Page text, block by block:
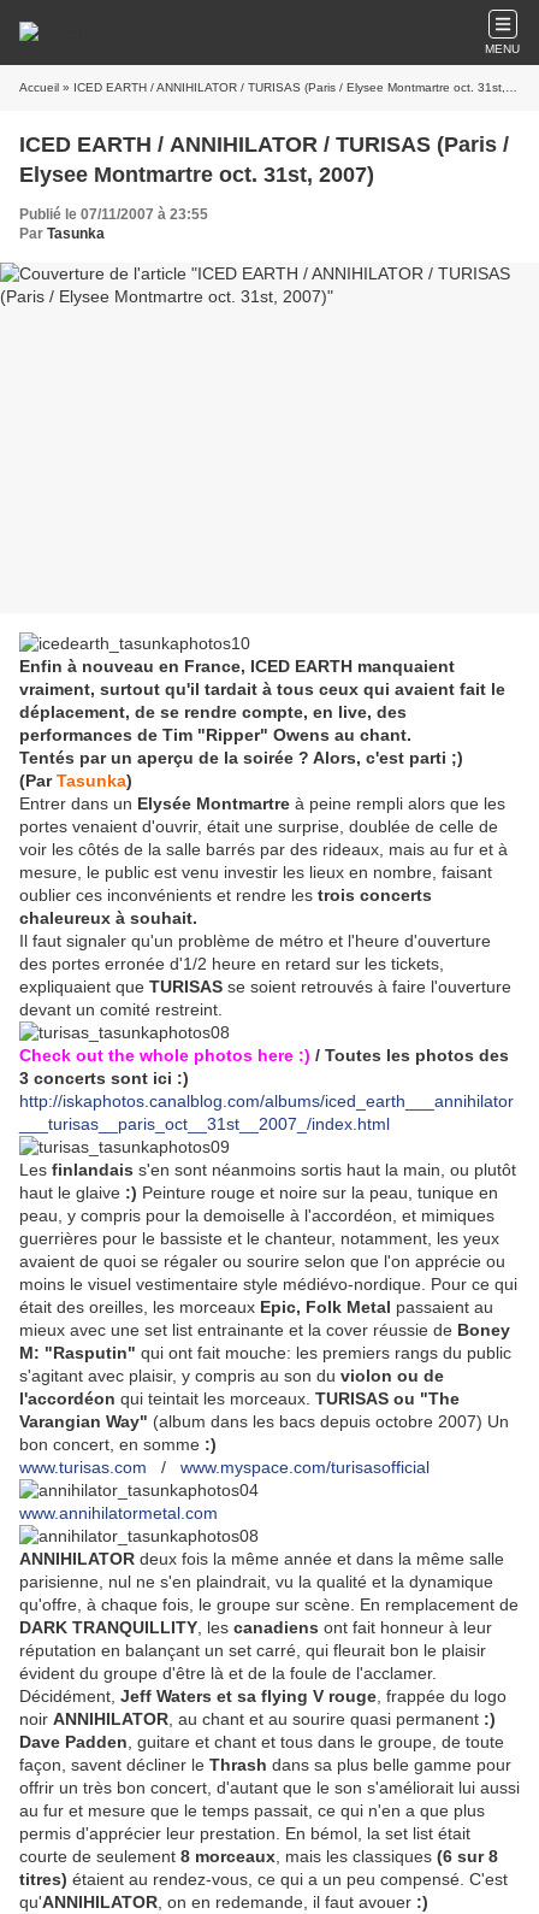
MENU
Accueil » ICED EARTH / ANNIHILATOR / TURISAS (Paris / Elysee Montmartre oct. 31st, 2007)
ICED EARTH / ANNIHILATOR / TURISAS (Paris /
Elysee Montmartre oct. 31st, 2007)
Publié le 07/11/2007 à 23:55
Par Tasunka
Enfin à nouveau en France, ICED EARTH manquaient
vraiment, surtout qu'il tardait à tous ceux qui avaient fait le
déplacement, de se rendre compte, en live, des
performances de Tim "Ripper" Owens au chant.
Tentés par un aperçu de la soirée ? Alors, c'est parti ;)
(ParTasunka)
Entrer dans un Elysée Montmartre à peine rempli alors que les
portes venaient d'ouvrir, était une surprise, doublée de celle de
voir les côtés de la salle barrés par des rideaux, mais au fur et à
mesure, le public est venu investir les lieux en nombre, faisant
oublier ces inconvénients et rendre les trois concerts
chaleureux à souhait.
Il faut signaler qu'un problème de métro et l'heure d'ouverture
des portes erronée d'1/2 heure en retard sur les tickets,
expliquaient que TURISAS se soient retrouvés à faire l'ouverture
devant un comité restreint.
Check out the whole photos here :) / Toutes les photos des
3 concerts sont ici :)
http://iskaphotos.canalblog.com/albums/iced_earth___annihilator
___turisas__paris_oct__31st__2007_/index.html
Les finlandais s'en sont néanmoins sortis haut la main, ou plutôt
haut le glaive :) Peinture rouge et noire sur la peau, tunique en
peau, y compris pour la demoiselle à l'accordéon, et mimiques
guerrières pour le bassiste et le chanteur, notamment, les yeux
avaient de quoi se régaler ou sourire selon que l'on apprécie ou
moins le visuel vestimentaire style médiévo-nordique. Pour ce qui
était des oreilles, les morceaux Epic, Folk Metal passaient au
mieux avec une set list entrainante et la cover réussie de Boney
M: "Rasputin" qui ont fait mouche: les premiers rangs du public
s'agitant avec plaisir, y compris au son du violon ou de
l'accordéon qui teintait les morceaux. TURISAS ou "The
Varangian Way" (album dans les bacs depuis octobre 2007) Un
bon concert, en somme :)
www.turisas.com / www.myspace.com/turisasofficial
www.annihilatormetal.com
ANNIHILATOR deux fois la même année et dans la même salle
parisienne, nul ne s'en plaindrait, vu la qualité et la dynamique
qu'offre, à chaque fois, le groupe sur scène. En remplacement de
DARK TRANQUILLITY , les canadiens ont fait honneur à leur
réputation en balançant un set carré, qui fleurait bon le plaisir
évident du groupe d'être là et de la foule de l'acclamer.
Décidément, Jeff Waters et sa flying V rouge , frappée du logo
noir ANNIHILATOR , au chant et au sourire quasi permanent :)
Dave Padden , guitare et chant et tous dans le groupe, de toute
façon, savent décliner le Thrash dans sa plus belle gamme pour
offrir un très bon concert, d'autant que le son s'améliorait lui aussi
au fur et mesure que le temps passait, ce qui n'en a que plus
permis d'apprécier leur prestation. En bémol, la set list était
courte de seulement 8 morceaux , mais les classiques (6 sur 8
titres) étaient au rendez-vous, ce qui a un peu compensé. C'est
qu'ANNIHILATOR , on en redemande, il faut avouer :)